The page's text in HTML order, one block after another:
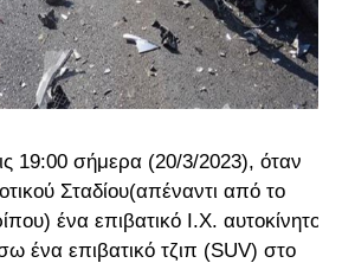
19:00 σήμερα (20/3/2023), όταν
Σταδίου(απέναντι από το
ένα επιβατικό Ι.Χ. αυτοκίνητο
ένα επιβατικό τζιπ (SUV) στο